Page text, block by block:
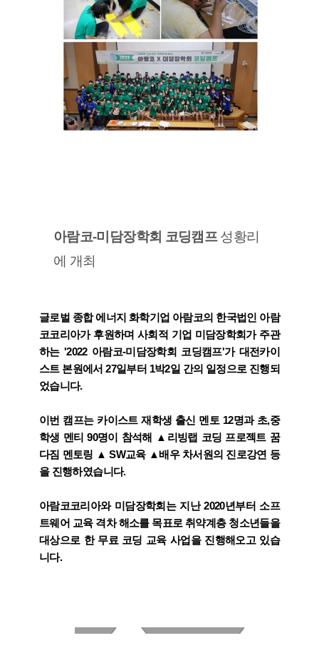
아람코-미담장학회 코딩캠프성황리
에 개최
글로벌 종합 에너지 화학기업 아람코의 한국법인 아람
코코리아가 후원하며 사회적 기업 미담장학회가 주관
하는 '2022 아람코-미담장학회 코딩캠프'가 대전카이
스트 본원에서 27일부터 1박2일 간의 일정으로 진행되
었습니다.
이번 캠프는 카이스트 재학생 출신 멘토 12명과 초,중
학생 멘티 90명이 참석해 ▲리빙랩 코딩 프로젝트 꿈
다짐 멘토링 ▲ SW교육 ▲배우 차서원의 진로강연 등
을 진행하였습니다.
아람코코리아와 미담장학회는 지난 2020년부터 소프
트웨어 교육 격차 해소를 목표로 취약계층 청소년들을
대상으로 한 무료 코딩 교육 사업을 진행해오고 있습
니다.